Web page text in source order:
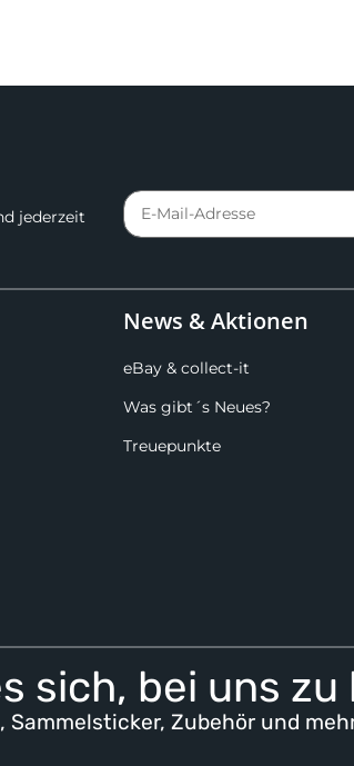
jederzeit
News & Aktionen
eBay & collect-it
Was gibt´s Neues?
Treuepunkte
sich, bei uns zu
Sammelsticker, Zubehör und